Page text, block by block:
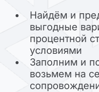
Найдём и
выгодные
процентной
условиями
Заполним и
возьмем на